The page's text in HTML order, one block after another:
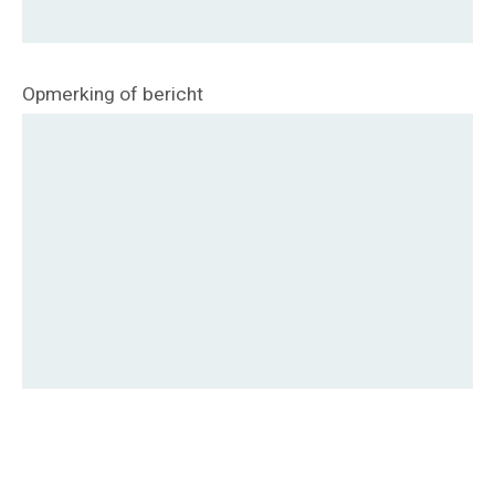
Opmerking of bericht